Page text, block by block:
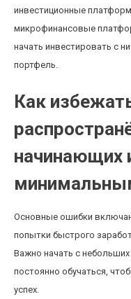
инвестиционные
микрофинансовые
начать инвестировать с
портфель.
Как
начинающих
Основные ошибки
попытки быстрого
Важно начать с
постоянно обучаться,
успех.